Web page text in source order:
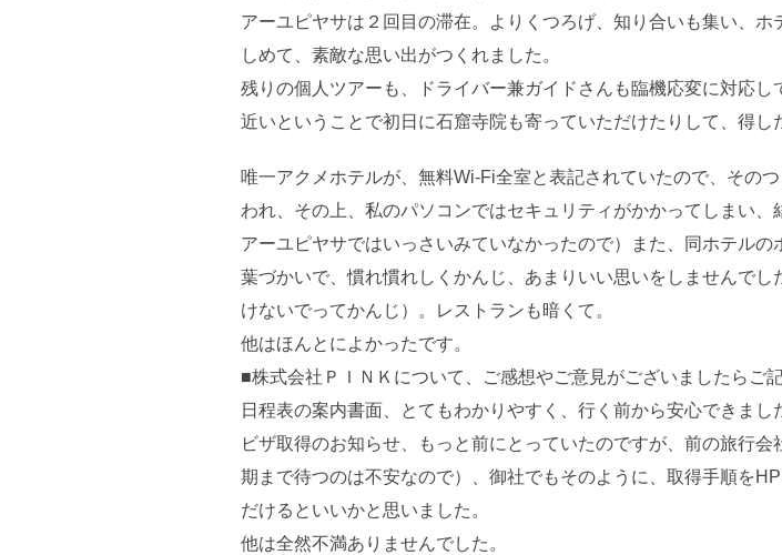
アーユピヤサは２回目の滞在。よりくつろげ、知り合いも集い、
しめて、素敵な思い出がつくれました。
残りの個人ツアーも、ドライバー兼ガイドさんも臨機応変に対応し
近いということで初日に石窟寺院も寄っていただけたりして、得し
唯一アクメホテルが、無料Wi-Fi全室と表記されていたので、その
われ、その上、私のパソコンではセキュリティがかかってしまい
アーユピヤサではいっさいみていなかったので）また、同ホテル
葉づかいで、慣れ慣れしくかんじ、あまりいい思いをしませんで
けないでってかんじ）。レストランも暗くて。
他はほんとによかったです。
■株式会社ＰＩＮＫについて、ご感想やご意見がございましたらご記
日程表の案内書面、とてもわかりやすく、行く前から安心できまし
ビザ取得のお知らせ、もっと前にとっていたのですが、前の旅行
期まで待つのは不安なので）、御社でもそのように、取得手順を
だけるといいかと思いました。
他は全然不満ありませんでした。